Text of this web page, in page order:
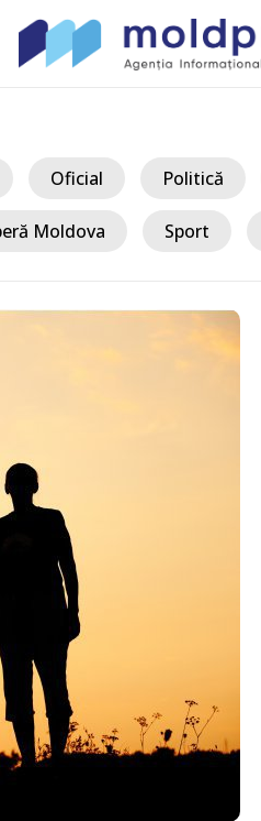
Oficial Politică
Moldova Sport